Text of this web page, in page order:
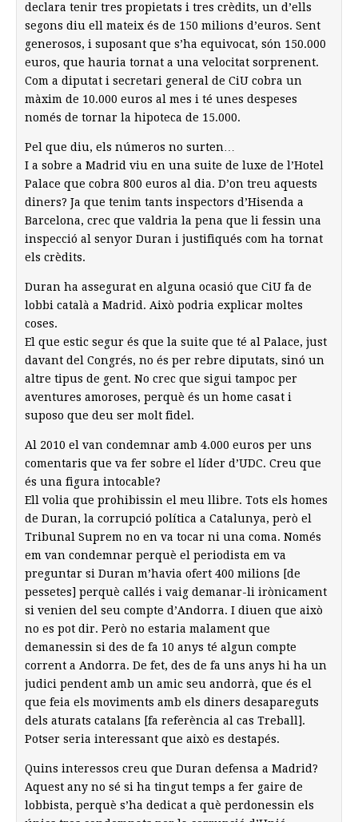
declara tenir tres propietats i tres crèdits, un d’ells
segons diu ell mateix és de 150 milions d’euros. Sent
generosos, i suposant que s’ha equivocat, són 150.000
euros, que hauria tornat a una velocitat sorprenent.
Com a diputat i secretari general de CiU cobra un
màxim de 10.000 euros al mes i té unes despeses
només de tornar la hipoteca de 15.000.
Pel que diu, els números no surten…
I a sobre a Madrid viu en una suite de luxe de l’Hotel
Palace que cobra 800 euros al dia. D’on treu aquests
diners? Ja que tenim tants inspectors d’Hisenda a
Barcelona, crec que valdria la pena que li fessin una
inspecció al senyor Duran i justifiqués com ha tornat
els crèdits.
Duran ha assegurat en alguna ocasió que CiU fa de
lobbi català a Madrid. Això podria explicar moltes
coses.
El que estic segur és que la suite que té al Palace, just
davant del Congrés, no és per rebre diputats, sinó un
altre tipus de gent. No crec que sigui tampoc per
aventures amoroses, perquè és un home casat i
suposo que deu ser molt fidel.
Al 2010 el van condemnar amb 4.000 euros per uns
comentaris que va fer sobre el líder d’UDC. Creu que
és una figura intocable?
Ell volia que prohibissin el meu llibre. Tots els homes
de Duran, la corrupció política a Catalunya, però el
Tribunal Suprem no en va tocar ni una coma. Només
em van condemnar perquè el periodista em va
preguntar si Duran m’havia ofert 400 milions [de
pessetes] perquè callés i vaig demanar-li irònicament
si venien del seu compte d’Andorra. I diuen que això
no es pot dir. Però no estaria malament que
demanessin si des de fa 10 anys té algun compte
corrent a Andorra. De fet, des de fa uns anys hi ha un
judici pendent amb un amic seu andorrà, que és el
que feia els moviments amb els diners desapareguts
dels aturats catalans [fa referència al cas Treball].
Potser seria interessant que això es destapés.
Quins interessos creu que Duran defensa a Madrid?
Aquest any no sé si ha tingut temps a fer gaire de
lobbista, perquè s’ha dedicat a què perdonessin els